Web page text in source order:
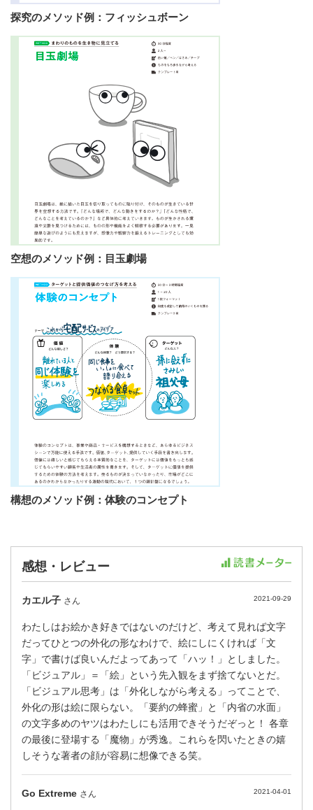
探究のメソッド例：フィッシュボーン
空想のメソッド例：目玉劇場
構想のメソッド例：体験のコンセプト
感想・レビュー
カエル子 さん 2021-09-29
わたしはお絵かき好きではないのだけど、考えて見れば文字
だってひとつの外化の形なわけで、絵にしにくければ「文
字」で書けば良いんだよってあって「ハッ！」としました。
「ビジュアル」＝「絵」という先入観をまず捨てないとだ。
「ビジュアル思考」は「外化しながら考える」ってことで、
外化の形は絵に限らない。「要約の蜂蜜」と「内省の水面」
の文字多めのヤツはわたしにも活用できそうだぞっと！ 各章
の最後に登場する「魔物」が秀逸。これらを閃いたときの嬉
しそうな著者の顔が容易に想像できる笑。
Go Extreme さん 2021-04-01